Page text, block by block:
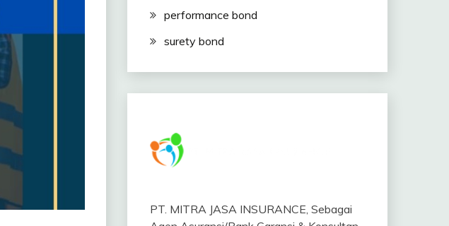
performance bond
surety bond
PT. MITRA JASA INSURANCE, Sebagai